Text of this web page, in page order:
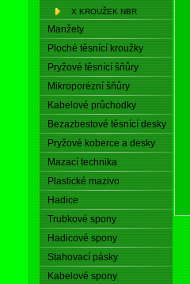
X KROUŽEK NBR
Manžety
Ploché těsnící kroužky
Pryžové těsnící šňůry
Mikroporézní šňůry
Kabelové průchodky
Bezazbestové těsnící desky
Pryžové koberce a desky
Mazací technika
Plastické mazivo
Hadice
Trubkové spony
Hadicové spony
Stahovací pásky
Kabelové spony